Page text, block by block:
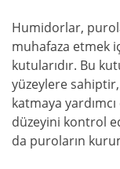
Humidorlar,
muhafaza etmek
kutularıdır. Bu
yüzeylere
katmaya
düzeyini kontrol
da puroların